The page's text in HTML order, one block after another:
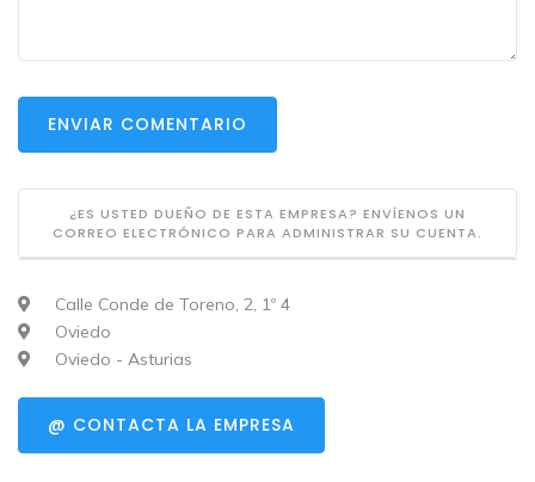
ENVIAR COMENTARIO
¿ES USTED DUEÑO DE ESTA EMPRESA? ENVÍENOS UN
CORREO ELECTRÓNICO PARA ADMINISTRAR SU CUENTA.
Calle Conde de Toreno, 2, 1º 4
Oviedo
Oviedo - Asturias
@ CONTACTA LA EMPRESA